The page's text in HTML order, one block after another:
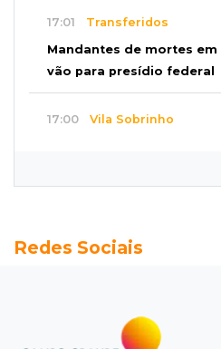
17:01 Transferidos
Mandantes de mortes
vão para presídio federal
17:00 Vila Sobrinho
Pet shop é recorrente na
Adoção especial
Cachorrinho que perdeu
Redes Sociais